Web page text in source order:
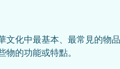
文化中最基本、最常見的物
物的功能或特點。